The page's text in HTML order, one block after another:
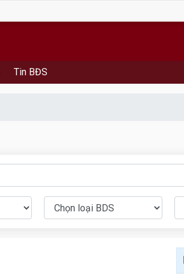
Tin BĐS